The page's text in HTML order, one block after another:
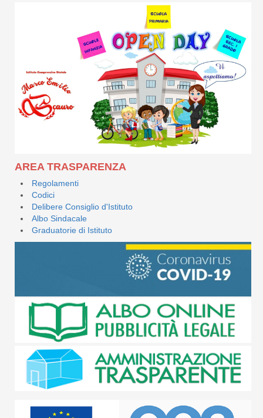
AREA TRASPARENZA
Regolamenti
Codici
Delibere Consiglio d'Istituto
Albo Sindacale
Graduatorie di Istituto